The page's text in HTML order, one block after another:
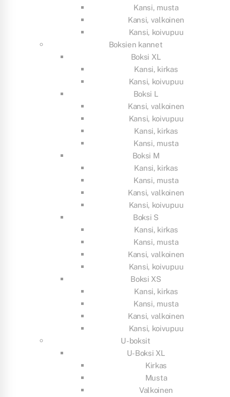
Kansi, musta
Kansi, valkoinen
Kansi, koivupuu
Boksien kannet
Boksi XL
Kansi, kirkas
Kansi, koivupuu
Boksi L
Kansi, valkoinen
Kansi, koivupuu
Kansi, kirkas
Kansi, musta
Boksi M
Kansi, kirkas
Kansi, musta
Kansi, valkoinen
Kansi, koivupuu
Boksi S
Kansi, kirkas
Kansi, musta
Kansi, valkoinen
Kansi, koivupuu
Boksi XS
Kansi, kirkas
Kansi, musta
Kansi, valkoinen
Kansi, koivupuu
U-boksit
U-Boksi XL
Kirkas
Musta
Valkoinen